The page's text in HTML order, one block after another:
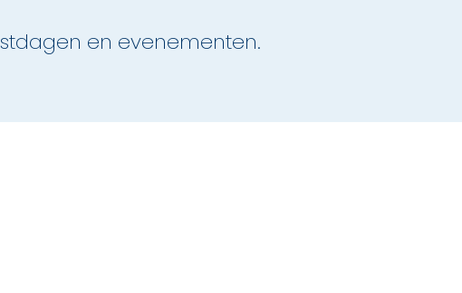
en evenementen.